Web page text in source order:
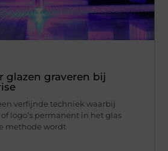
glazen graveren bij
verfijnde techniek waarbij
logo’s permanent in het glas
methode wordt